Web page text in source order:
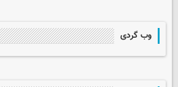
وب گردی